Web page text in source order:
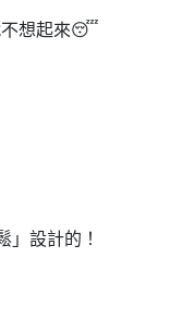
不想起來😴
」設計的！